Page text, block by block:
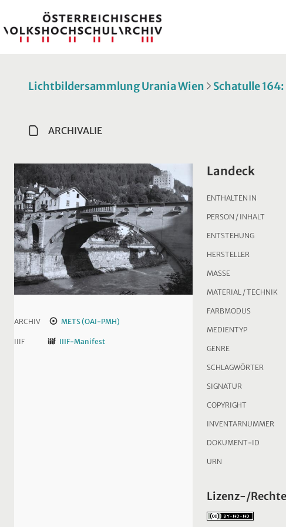
Lichtbildersammlung Urania Wien Schatulle
ARCHIVALIE
ARCHIV METS (OAI-PMH)
IIIF IIIF-Manifest
Landeck
ENTHALTEN IN
PERSON / INHALT
ENTSTEHUNG
HERSTELLER
MASSE
MATERIAL / TECHNIK
FARBMODUS
MEDIENTYP
GENRE
SCHLAGWÖRTER
SIGNATUR
COPYRIGHT
INVENTARNUMMER
DOKUMENT-ID
URN
Lizenz-/